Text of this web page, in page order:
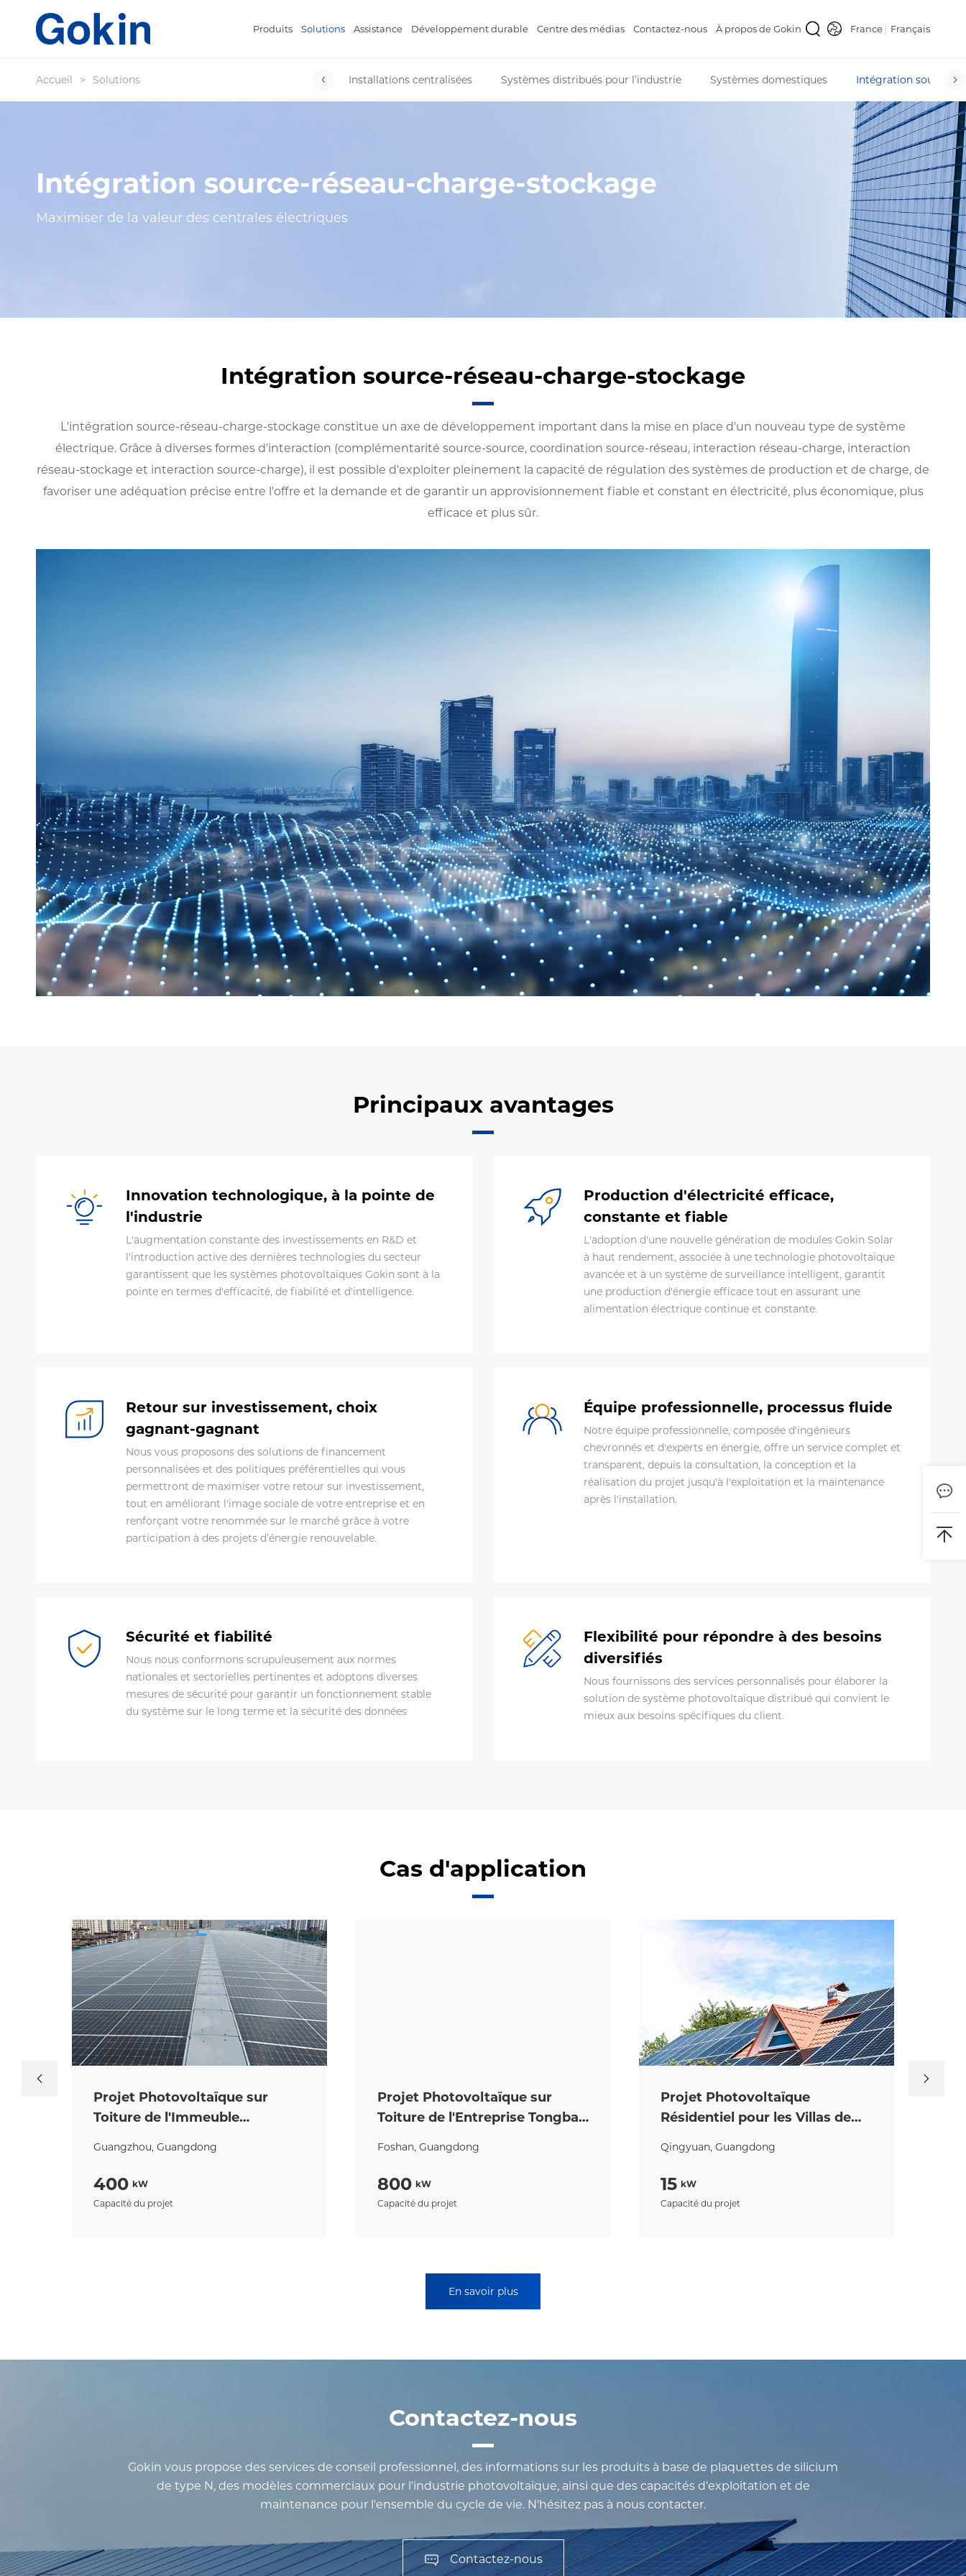
Produits Solutions Assistance Développement durable Centre des médias Contactez-nous À propos de Gokin France Français
Accueil > Solutions Installations centralisées Systèmes distribués pour l’industrie Systèmes domestiques Intégration source-
Intégration source-réseau-charge-stockage
Maximiser de la valeur des centrales électriques
Intégration source-réseau-charge-stockage
L'intégration source-réseau-charge-stockage constitue un axe de développement important dans la mise en place d'un nouveau type de système
électrique. Grâce à diverses formes d'interaction (complémentarité source-source, coordination source-réseau, interaction réseau-charge, interaction
réseau-stockage et interaction source-charge), il est possible d'exploiter pleinement la capacité de régulation des systèmes de production et de charge, de
favoriser une adéquation précise entre l'offre et la demande et de garantir un approvisionnement fiable et constant en électricité, plus économique, plus
efficace et plus sûr.
Principaux avantages
Innovation technologique, à la pointe de
l'industrie
L'augmentation constante des investissements en R&D et
l'introduction active des dernières technologies du secteur
garantissent que les systèmes photovoltaïques Gokin sont à la
pointe en termes d'efficacité, de fiabilité et d'intelligence.
Production d'électricité efficace,
constante et fiable
L'adoption d'une nouvelle génération de modules Gokin Solar
à haut rendement, associée à une technologie photovoltaïque
avancée et à un système de surveillance intelligent, garantit
une production d'énergie efficace tout en assurant une
alimentation électrique continue et constante.
Retour sur investissement, choix
gagnant-gagnant
Nous vous proposons des solutions de financement
personnalisées et des politiques préférentielles qui vous
permettront de maximiser votre retour sur investissement,
tout en améliorant l'image sociale de votre entreprise et en
renforçant votre renommée sur le marché grâce à votre
participation à des projets d’énergie renouvelable.
Équipe professionnelle, processus fluide
Notre équipe professionnelle, composée d'ingénieurs
chevronnés et d'experts en énergie, offre un service complet et
transparent, depuis la consultation, la conception et la
réalisation du projet jusqu'à l'exploitation et la maintenance
après l'installation.
Sécurité et fiabilité
Nous nous conformons scrupuleusement aux normes
nationales et sectorielles pertinentes et adoptons diverses
mesures de sécurité pour garantir un fonctionnement stable
du système sur le long terme et la sécurité des données
Flexibilité pour répondre à des besoins
diversifiés
Nous fournissons des services personnalisés pour élaborer la
solution de système photovoltaïque distribué qui convient le
mieux aux besoins spécifiques du client.
Cas d'application
Projet Photovoltaïque sur
Toiture de l'Immeuble
Guangzhou, Guangdong
400 kW
Capacité du projet
Projet Photovoltaïque sur
Toiture de l'Entreprise Tongbao
Foshan, Guangdong
800 kW
Capacité du projet
Projet Photovoltaïque
Résidentiel pour les Villas de
Qingyuan, Guangdong
15 kW
Capacité du projet
En savoir plus
Contactez-nous
Gokin vous propose des services de conseil professionnel, des informations sur les produits à base de plaquettes de silicium
de type N, des modèles commerciaux pour l'industrie photovoltaïque, ainsi que des capacités d'exploitation et de
maintenance pour l'ensemble du cycle de vie. N'hésitez pas à nous contacter.
Contactez-nous